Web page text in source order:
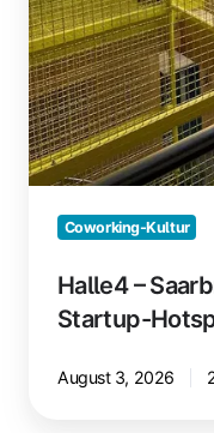
Coworking-Kultur
Halle4 –
Startup-
August 3, 2026